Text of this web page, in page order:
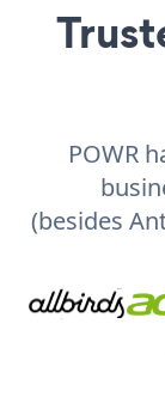
POWR
(besides